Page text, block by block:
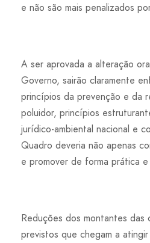
e não são mais penalizados
A ser aprovada a alteração
Governo, sairão claramente
princípios da prevenção e da
poluidor, princípios
jurídico-ambiental nacional e
Quadro deveria não apenas
e promover de forma prática
Reduções dos montantes das
previstos que chegam a